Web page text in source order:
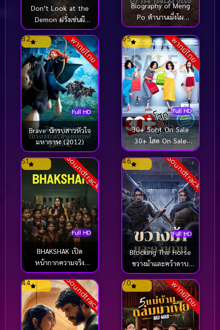
Don’t Look at the
Demon ฝรั่งเซ่นผี
(2022)
Biography of Meng
Po ตำนานเมิ่งโผ
(2024)
พากย์ไทย
Full HD
8.2
Brave นักรบสาวหัวใจ
มหากาฬ (2012)
พากย์ไทย
Full HD
6.5
30+ Soht On Sale
30+ โสด On Sale
(2011)
Soundtrack
Full HD
5.1
BHAKSHAK เปิด
หน้ากากความจริง
(2024)
Soundtrack
Full HD
4.6
Blocking The Horse
ขวางม้าและคว้าดาบ
(2024)
Soundtrack
4.4 พากย์ไทย
7.0